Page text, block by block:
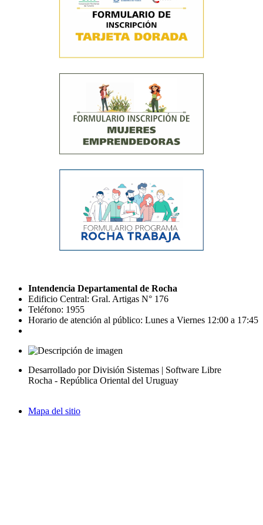
Intendencia Departamental de Rocha
Edificio Central: Gral. Artigas N° 176
Teléfono: 1955
Horario de atención al público: Lunes a Viernes 12:00 a 17:45
Desarrollado por División Sistemas | Software Libre
Rocha - República Oriental del Uruguay
Mapa del sitio